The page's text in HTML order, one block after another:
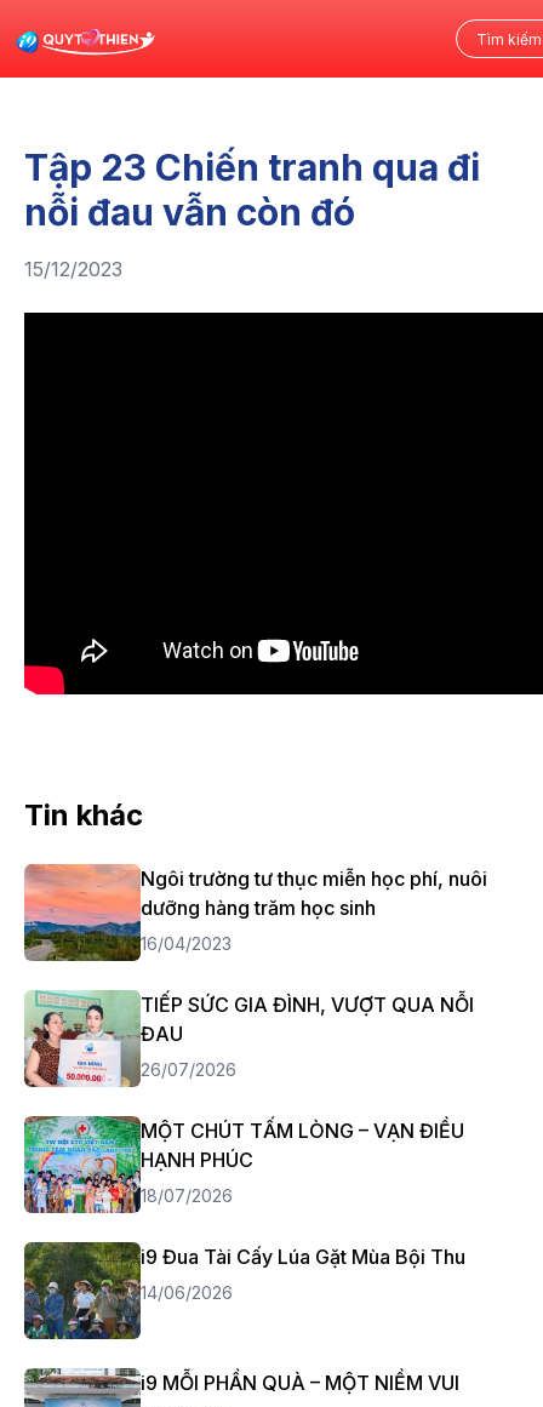
Tập 23 Chiến tranh qua đi
nỗi đau vẫn còn đó
15/12/2023
Tin khác
Ngôi trường tư thục miễn học phí, nuôi
dưỡng hàng trăm học sinh
16/04/2023
TIẾP SỨC GIA ĐÌNH, VƯỢT QUA NỖI
ĐAU
26/07/2026
MỘT CHÚT TẤM LÒNG – VẠN ĐIỀU
HẠNH PHÚC
18/07/2026
i9 Đua Tài Cấy Lúa Gặt Mùa Bội Thu
14/06/2026
i9 MỖI PHẦN QUÀ – MỘT NIỀM VUI